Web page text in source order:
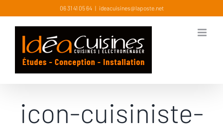
to
content
06 31 41 05 64 | ideacuisines@laposte.net
icon-cuisiniste-